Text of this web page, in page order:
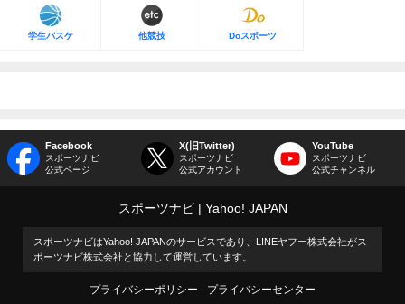
学生バスケ 他競技 Doスポーツ
Facebook
スポーツナビ
公式ページ
X(旧Twitter)
スポーツナビ
公式アカウント
YouTube
スポーツナビ
公式チャンネル
スポーツナビ Yahoo! JAPAN
スポーツナビはYahoo! JAPANのサービスであり、LINEヤフー株式会社がス
ポーツナビ株式会社と協力して運営しています。
プライバシーポリシー プライバシーセンター